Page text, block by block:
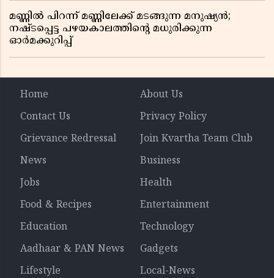
മണ്ണിൽ പിറന്ന് മണ്ണിലേക്ക് മടങ്ങുന്ന മനുഷ്യൻ;
നഷ്ടപ്പെട്ട പഴയകാലത്തിൻ്റെ മധുരിക്കുന്ന
ഓർമക്കുറിപ്പ്
Home
About Us
Contact Us
Privacy Policy
Grievance Redressal
Join Kvartha Team Club
News
Business
Jobs
Health
Food & Recipes
Entertainment
Education
Technology
Aadhaar & PAN News
Gadgets
Lifestyle
Local-News